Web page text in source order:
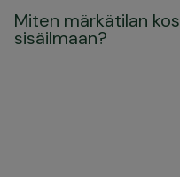
Miten märkätilan
sisäilmaan?